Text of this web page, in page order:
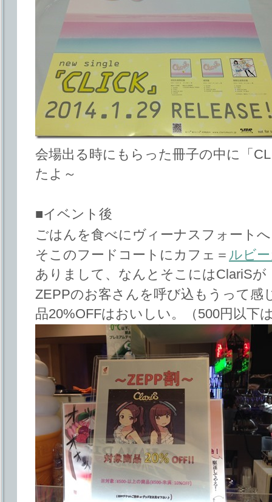
会場出る時にもらった冊子の中に「
たよ～
■イベント後
ごはんを食べにヴィーナスフォート
そこのフードコートにカフェ＝ ルビ
ありまして、なんとそこにはClariSが
ZEPPのお客さんを呼び込もうって感
品20%OFFはおいしい。（500円以下